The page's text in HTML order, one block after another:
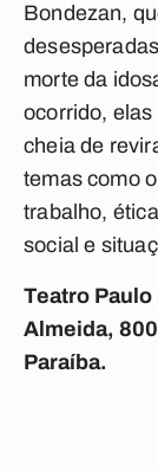
Bondezan,
morte da
ocorrido, elas
cheia de
temas como
trabalho,
social e
Teatro
Almeida,
Paraíba.